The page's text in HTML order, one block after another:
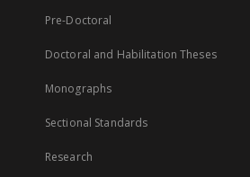
Pre-Doctoral
Doctoral and Habilitation Theses
Monographs
Sectional Standards
Research